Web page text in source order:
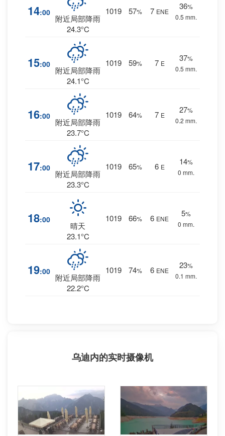
14:00
附近局部降雨
24.3°C
1019 57% 7 ENE
36%
0.5 mm.
15:00
附近局部降雨
24.1°C
1019 59% 7 E
37%
0.5 mm.
16:00
附近局部降雨
23.7°C
1019 64% 7 E
27%
0.2 mm.
17:00
附近局部降雨
23.3°C
1019 65% 6 E
14%
0 mm.
18:00
晴天
23.1°C
1019 66% 6 ENE
5%
0 mm.
19:00
附近局部降雨
22.2°C
1019 74% 6 ENE
23%
0.1 mm.
乌迪内的实时摄像机